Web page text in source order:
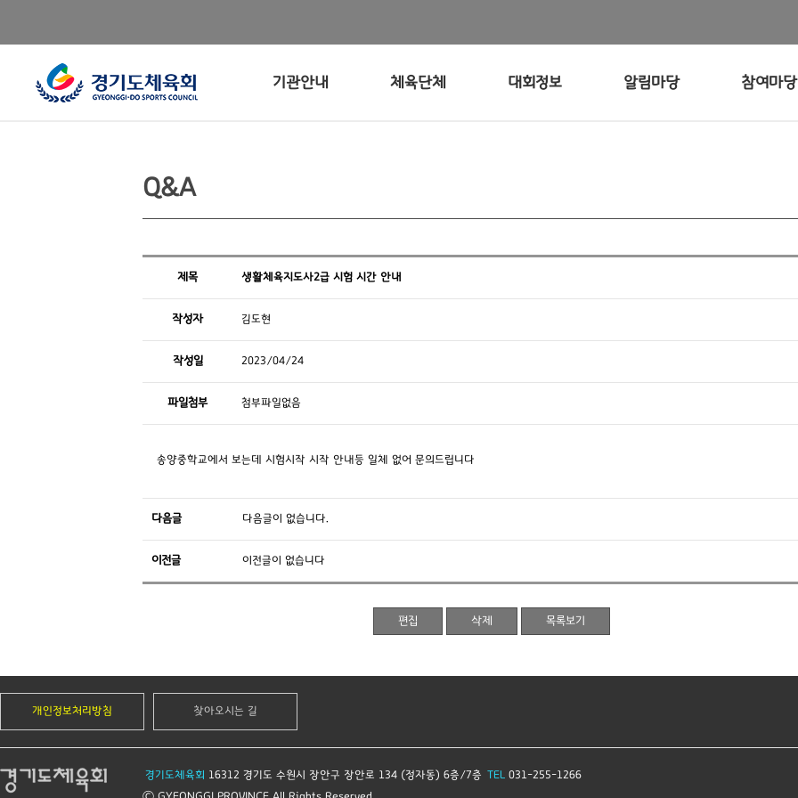
기관안내 체육단체 대회정보 알림마당 참여마당
Q&A
제목 생활체육지도사2급 시험 시간 안내
작성자 김도현
작성일 2023/04/24
파일첨부 첨부파일없음
송양중학교에서 보는데 시험시작 시작 안내등 일체 없어 문의드립니다
다음글 다음글이 없습니다.
이전글 이전글이 없습니다
개인정보처리방침 찾아오시는 길
경기도체육회 16312 경기도 수원시 장안구 장안로 134 (정자동) 6층/7층 TEL 031-255-1266